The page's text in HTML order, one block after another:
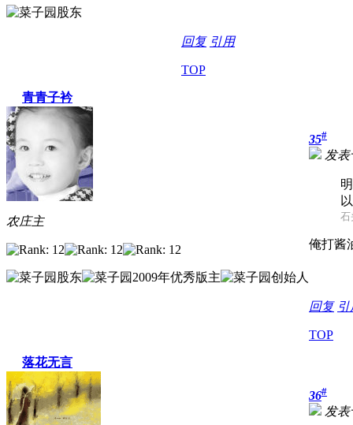
回复 引用
TOP
青青子衿
农庄主
35#
发表
石
俺打酱
回复
TOP
落花无言
36#
发表